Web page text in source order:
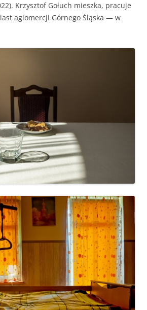
Krzysztof Gołuch miesz­ka, pracu­je
aglom­er­cji Górnego Śląs­ka — w